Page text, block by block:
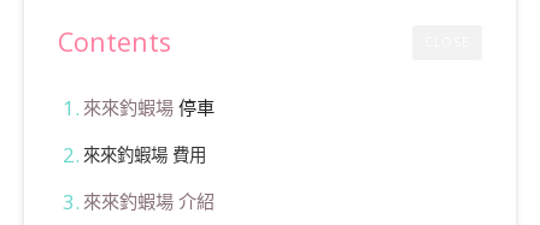
Contents
來來釣蝦場停車
來來釣蝦場 費用
來來釣蝦場 介紹